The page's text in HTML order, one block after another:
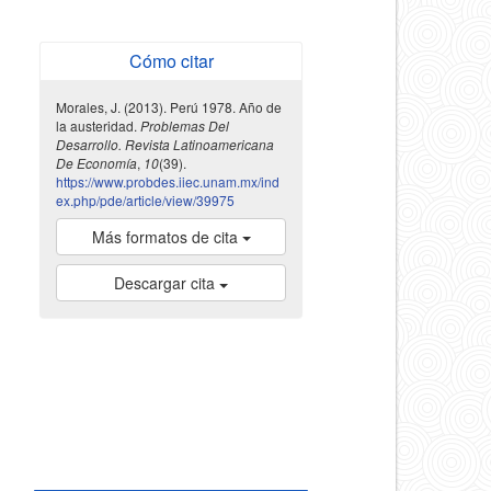
Cómo citar
Morales, J. (2013). Perú 1978. Año de
la austeridad. Problemas Del
Desarrollo. Revista Latinoamericana
De Economía, 10(39).
https://www.probdes.iiec.unam.mx/ind
ex.php/pde/article/view/39975
Más formatos de cita
Descargar cita